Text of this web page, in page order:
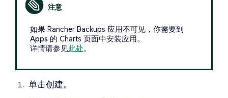
如果 Rancher Backups 应用不可见，你需要到
Apps的 Charts 页面中安装应用。
详情请参见此处。
单击创建。